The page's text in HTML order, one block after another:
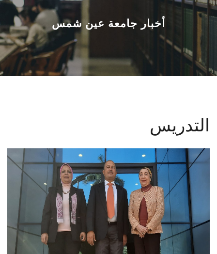
القطاعـات
الشئون الأكاديمية
البحث العلمي
الأنظمة الذكية
الإعلام
تواصل معنا
الطلاب
أخبار جامعة عين شمس
التدريس